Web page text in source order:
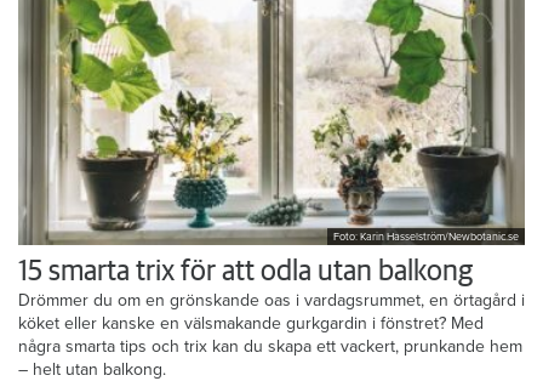
Foto: Karin Hasselström/Newbotanic.se
15 smarta trix för att odla utan balkong
Drömmer du om en grönskande oas i vardagsrummet, en örtagård i
köket eller kanske en välsmakande gurkgardin i fönstret? Med
några smarta tips och trix kan du skapa ett vackert, prunkande hem
– helt utan balkong.